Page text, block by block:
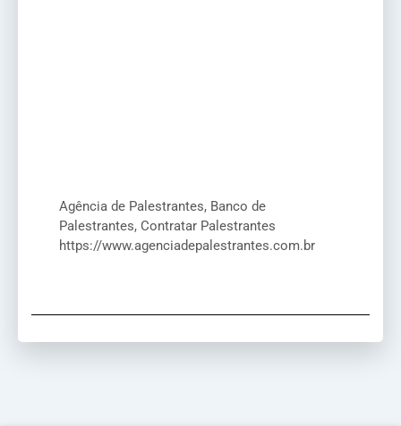
Agência de Palestrantes, Banco de
Palestrantes, Contratar Palestrantes
https://www.agenciadepalestrantes.com.br